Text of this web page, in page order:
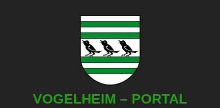
VOGELHEIM – PORTAL